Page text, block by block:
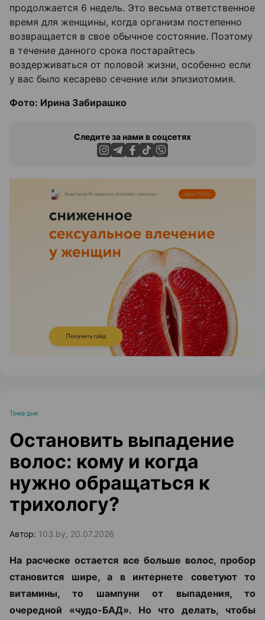
продолжается 6 недель. Это весьма ответственное
время для женщины, когда организм постепенно
возвращается в свое обычное состояние. Поэтому
в течение данного срока постарайтесь
воздерживаться от половой жизни, особенно если
у вас было кесарево сечение или эпизиотомия.
Фото: Ирина Забирашко
Следите за нами в соцсетях
ЭФФЕКТИВНАЯ РЕКЛАМА НА САЙТЕ
Тема дня
Остановить выпадение
волос: кому и когда
нужно обращаться к
трихологу?
Автор: 103.by, 20.07.2026
На расческе остается все больше волос, пробор
становится шире, а в интернете советуют то
витамины, то шампуни от выпадения, то
очередной «чудо-БАД». Но что делать, чтобы